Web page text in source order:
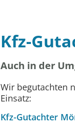
Kfz-
Auch in der
Wir begutachten
Einsatz:
Kfz-Gutachter